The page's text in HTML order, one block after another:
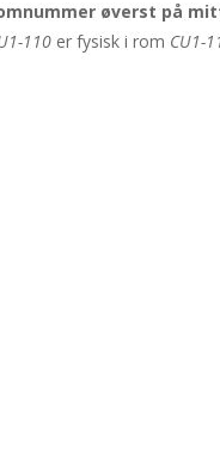
øverst på
110 er fysisk i rom CU1-